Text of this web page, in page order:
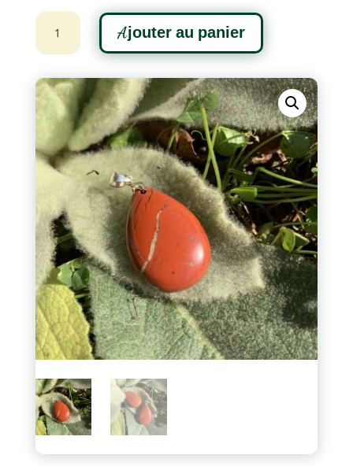
quantité
Pendentif
"Goutte"
en
Jaspe
Rouge
Ajouter au panier
A
t
e
r
n
a
t
i
v
e
: